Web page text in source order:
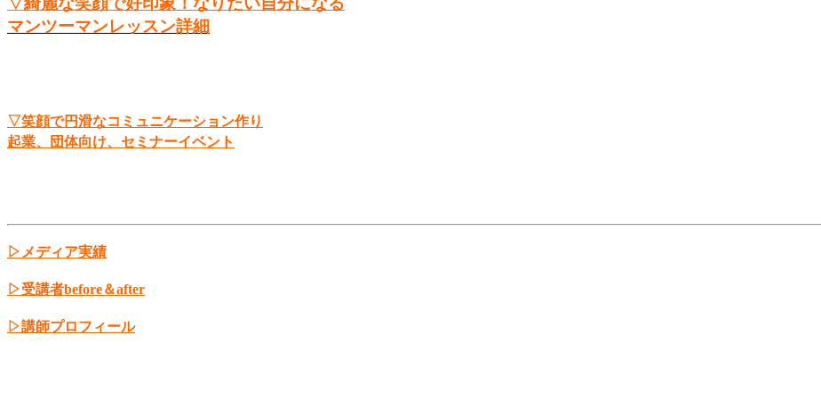
マンツーマンレッスン詳細
▽笑顔で円滑なコミュニケーション作り
起業、団体向け、セミナーイベント
▷メディア実績
▷受講者before＆after
▷講師プロフィール